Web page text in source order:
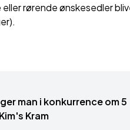
rørende ønskesedler
man i konkurrence om 5
Kram